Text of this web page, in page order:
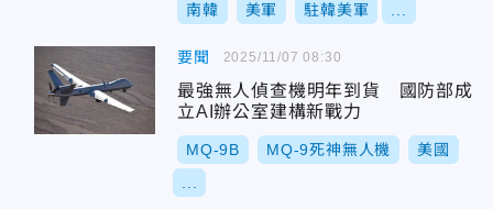
南韓 美軍 駐韓美軍
要聞
最強無人偵查機明年到貨 國防部成
立AI辦公室建構新戰力
MQ-9B MQ-9死神無人機 美國
2025/11/07 08:30